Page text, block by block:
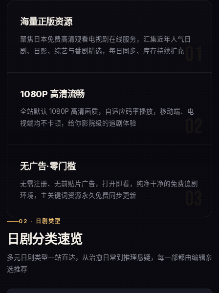
海量正版资源
聚焦日本免费高清观看电视剧在线服务，汇集近年人气日
剧、日影、综艺与番剧精选，每日同步、库存持续扩充
1080P 高清流畅
全站默认 1080P 高清画质，自适应码率播放，移动端、电
视端均不卡顿，给你影院级的追剧体验
无广告·零门槛
无需注册、无前贴片广告，打开即看，纯净干净的免费追剧
环境，主关键词资源永久免费同步更新
02 · 日剧类型
日剧分类速览
多元日剧类型一站直达，从治愈日常到推理悬疑，每一部都由编辑亲
选推荐